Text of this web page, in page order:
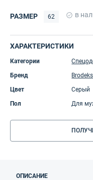
РАЗМЕР 62 в
ХАРАКТЕРИСТИКИ
Категории
Бренд
Brodeks
Цвет
Серый
Пол
Для
ОПИСАНИЕ